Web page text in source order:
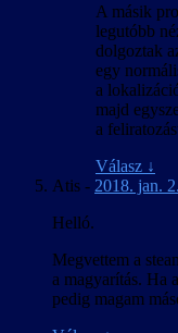
A másik
legutóbb
dolgoztak
egy
a
majd
a
Válasz ↓
Atis - 2018. jan.
Helló.
Megvettem a
a magyarítás. Ha
pedig magam